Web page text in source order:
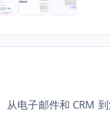
电子邮件和 CRM